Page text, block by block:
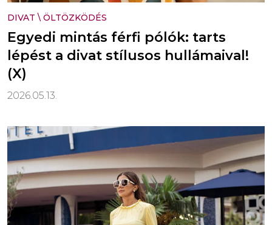
DIVAT \ ÖLTÖZKÖDÉS
Egyedi mintás férfi pólók: tarts
lépést a divat stílusos hullámaival!
(X)
2026.05.13.